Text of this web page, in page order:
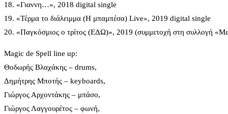
18. «Γιαννη…», 2018 digital single
19. «Τέρμα το διάλειμμα (Η μπαμπέσα) Live», 2019 digital single
20. «Παγκόσμιος ο τρίτος (ΕΔΩ)», 2019 (συμμετοχή στη συλλογή
Magic de Spell line up:
Θοδωρής Βλαχάκης – drums,
Δημήτρης Μποτής – keyboards,
Γιώργος Αρχοντάκης – μπάσο,
Γιώργος Λαγγουρέτος – φωνή,